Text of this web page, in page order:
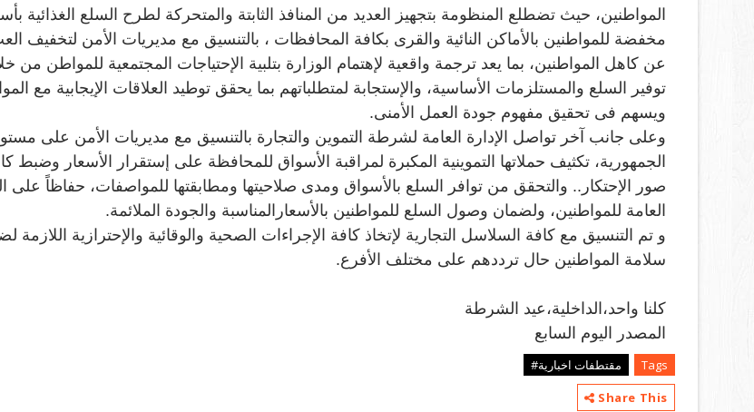
المواطنين، حيث تضطلع المنظومة بتجهيز العديد من المنافذ الثابتة والمتحركة لطرح السلع الغذائية
مخفضة للمواطنين بالأماكن النائية والقرى بكافة المحافظات ، بالتنسيق مع مديريات الأمن لتخفيف
عن كاهل المواطنين، بما يعد ترجمة واقعية لإهتمام الوزارة بتلبية الإحتياجات المجتمعية للمواطن من
توفير السلع والمستلزمات الأساسية، والإستجابة لمتطلباتهم بما يحقق توطيد العلاقات الإيجابية مع
ويسهم فى تحقيق مفهوم جودة العمل الأمنى.
وعلى جانب آخر تواصل الإدارة العامة لشرطة التموين والتجارة بالتنسيق مع مديريات الأمن على
الجمهورية، تكثيف حملاتها التموينية المكبرة لمراقبة الأسواق للمحافظة على إستقرار الأسعار وضبط
صور الإحتكار.. والتحقق من توافر السلع بالأسواق ومدى صلاحيتها ومطابقتها للمواصفات، حفاظاً على
العامة للمواطنين، ولضمان وصول السلع للمواطنين بالأسعارالمناسبة والجودة الملائمة.
و تم التنسيق مع كافة السلاسل التجارية لإتخاذ كافة الإجراءات الصحية والوقائية والإحترازية اللازمة
سلامة المواطنين حال ترددهم على مختلف الأفرع.
كلنا واحد،الداخلية،عيد الشرطة
المصدر اليوم السابع
Tags
مقتطفات اخبارية#
Share This